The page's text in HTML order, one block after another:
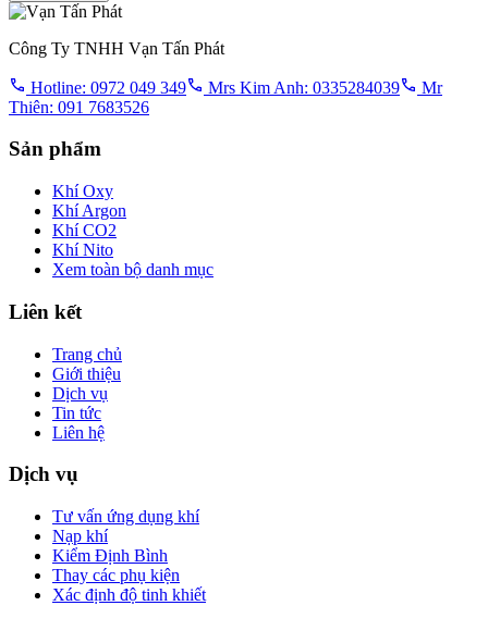
Công Ty TNHH Vạn Tấn Phát
Hotline: 0972 049 349 Mrs Kim Anh: 0335284039
Mr
Thiên: 091 7683526
Sản phẩm
Khí Oxy
Khí Argon
Khí CO2
Khí Nito
Xem toàn bộ danh mục
Liên kết
Trang chủ
Giới thiệu
Dịch vụ
Tin tức
Liên hệ
Dịch vụ
Tư vấn ứng dụng khí
Nạp khí
Kiểm Định Bình
Thay các phụ kiện
Xác định độ tinh khiết